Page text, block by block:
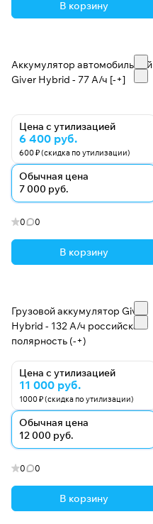
В корзину
Аккумулятор автомобильный
Giver Hybrid - 77 А/ч [-+]
Цена с утилизацией
6 400 руб.
600 ₽ (скидка по утилизации)
Обычная цена
7 000 руб.
0 0
В корзину
Грузовой аккумулятор Giver
Hybrid - 132 А/ч российская
полярность (-+)
Цена с утилизацией
11 000 руб.
1000 ₽ (скидка по утилизации)
Обычная цена
12 000 руб.
0 0
В корзину